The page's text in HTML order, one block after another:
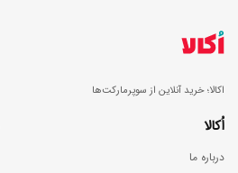
اکالا؛ خرید آنلاین از سوپرمارکت‌ها
اُکالا
درباره ما